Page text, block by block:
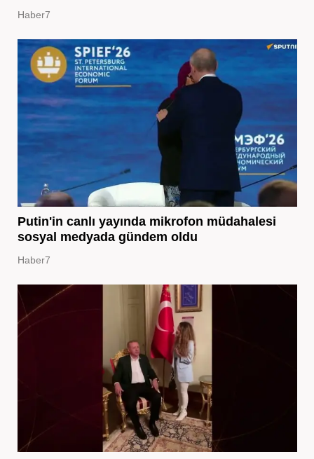
Haber7
Putin'in canlı yayında mikrofon müdahalesi
sosyal medyada gündem oldu
Haber7